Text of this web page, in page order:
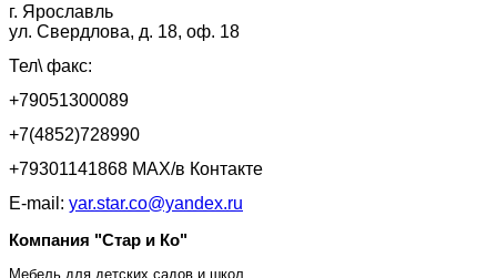
г. Ярославль
ул. Свердлова, д. 18, оф. 18
Тел\ факс:
+79051300089
+7(4852)728990
+79301141868 MAX/в Контакте
E-mail: yar.star.co@yandex.ru
Компания "Стар и Ко"
Мебель для детских садов и школ